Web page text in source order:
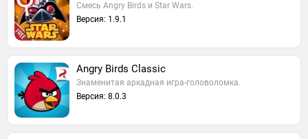
Смесь Angry Birds и Star Wars.
Версия: 1.9.1
Angry Birds Classic
Знаменитая аркадная игра-головоломка.
Версия: 8.0.3